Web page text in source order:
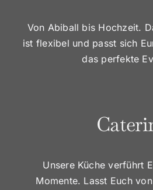
Von Abiball bis Hochzeit.
ist flexibel und passt sich
das perfekte
Unsere Küche verführt
Momente. Lasst Euch